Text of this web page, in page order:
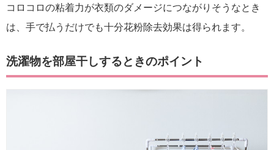
コロコロの粘着力が衣類のダメージにつながりそうなとき
は、手で払うだけでも十分花粉除去効果は得られます。
洗濯物を部屋干しするときのポイント